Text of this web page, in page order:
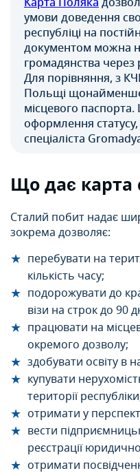
умови доведення
республіці на
документом можна
громадянства через
Для порівняння, з
Польщі
місцевого
оформлення
спеціаліста
Що дає карта
Сталий побит надає
зокрема дозволяє:
перебувати на
кількість часу;
подорожувати до
візи на строк до 90
працювати на
окремого дозволу;
здобувати освіту в
купувати
території
отримати у
вести
реєстрації
отримати